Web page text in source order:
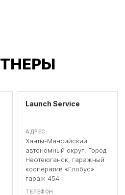
Launch Service
АДРЕС:
Ханты-Мансийский
автономный округ, Город
Нефтеюганск, гаражный
кооператив «Глобус»
гараж 454
ТЕЛЕФОН: